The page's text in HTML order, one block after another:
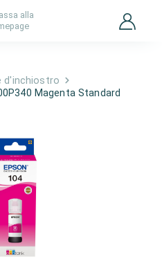
d'inchiostro
Magenta Standard